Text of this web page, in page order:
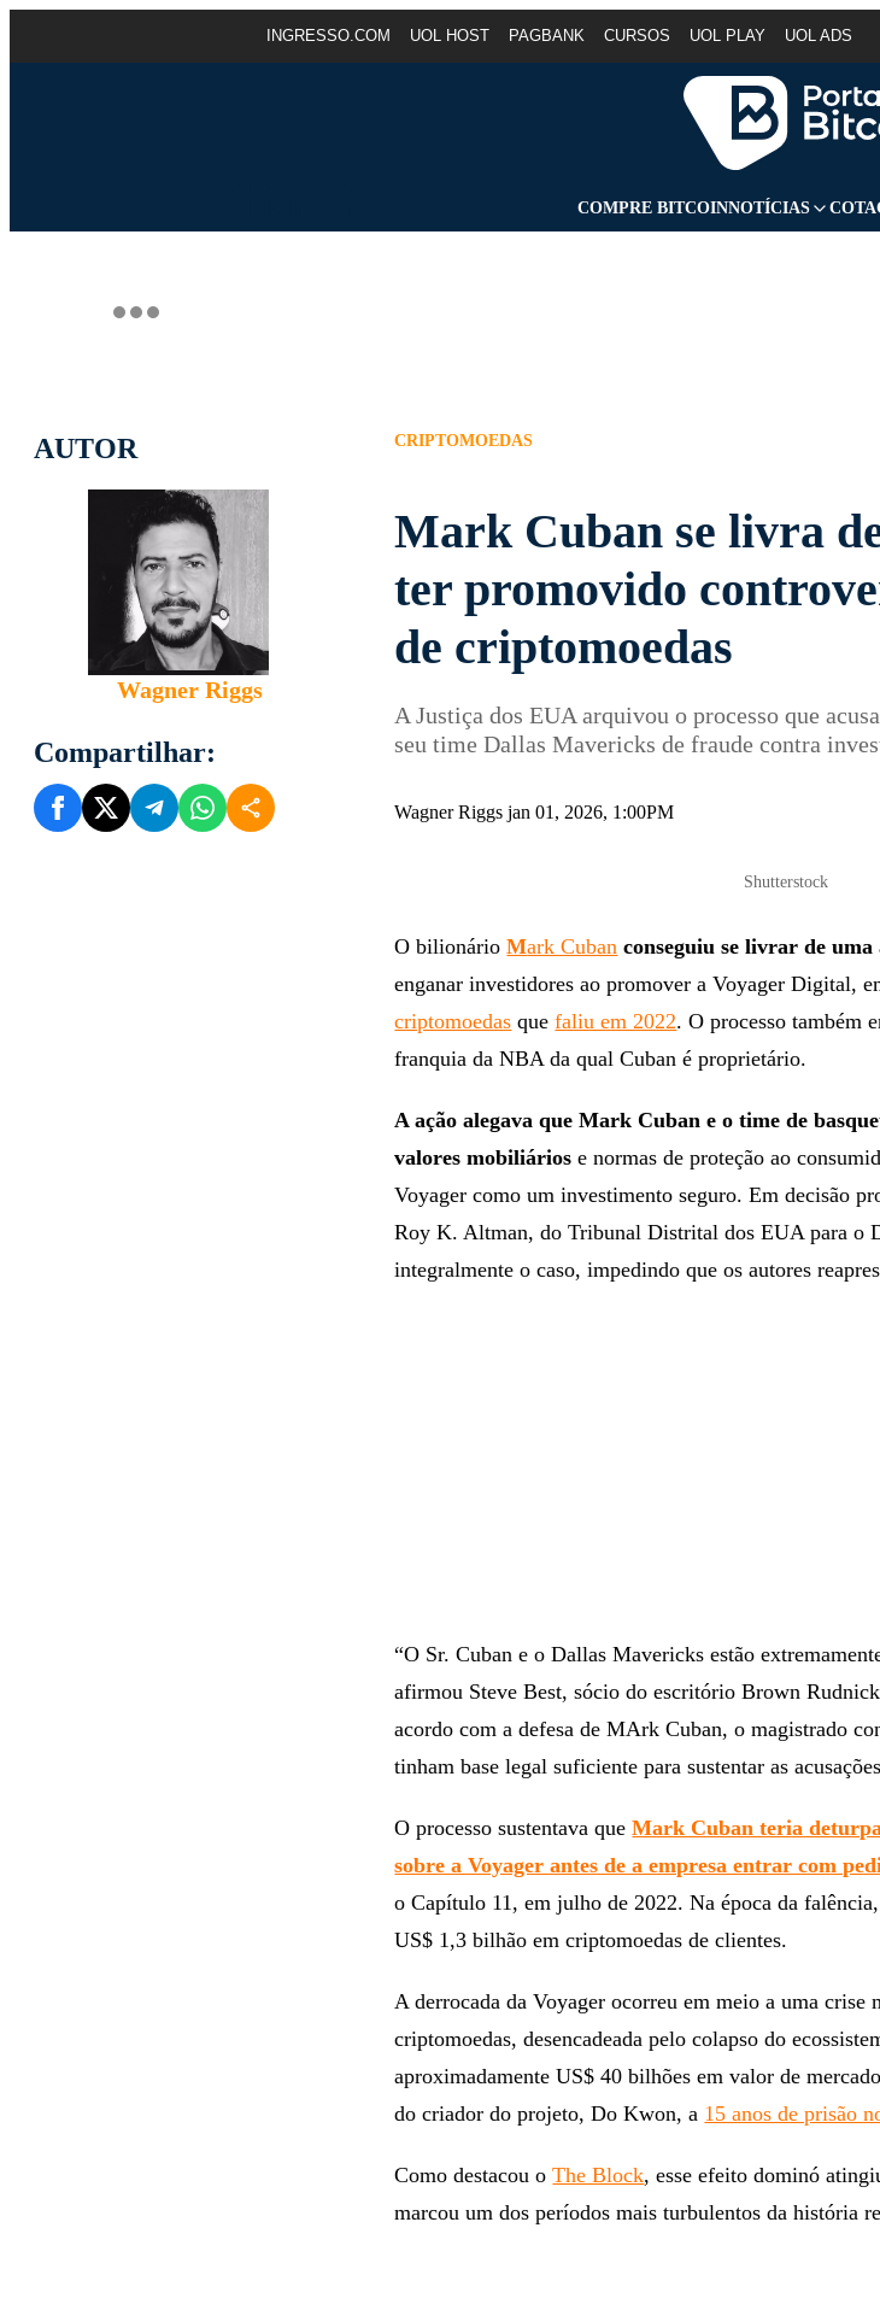
INGRESSO.COM UOL HOST PAGBANK CURSOS UOL PLAY UOL ADS
COMPRE BITCOINNOTÍCIAS
AUTOR
Wagner Riggs
Compartilhar:
CRIPTOMOEDAS
Mark Cuban se livra
ter promovido
de criptomoedas
A Justiça dos EUA arquivou o processo que
seu time Dallas Mavericks de fraude contra
Wagner Riggs jan 01, 2026, 1:00PM
Shutterstock
O bilionárioMark Cuban conseguiu se livrar de uma
enganar investidores ao promover a Voyager Digital,
criptomoedas quefaliu em 2022. O processo também
franquia da NBA da qual Cuban é proprietário.
A ação alegava que Mark Cuban e o time de
valores mobiliários e normas de proteção ao
Voyager como um investimento seguro. Em decisão
Roy K. Altman, do Tribunal Distrital dos EUA para o
integralmente o caso, impedindo que os autores
“O Sr. Cuban e o Dallas Mavericks estão
afirmou Steve Best, sócio do escritório Brown
acordo com a defesa de MArk Cuban, o magistrado
tinham base legal suficiente para sustentar as
O processo sustentava queMark Cuban teria
sobre a Voyager antes de a empresa entrar com
o Capítulo 11, em julho de 2022. Na época da
US$ 1,3 bilhão em criptomoedas de clientes.
A derrocada da Voyager ocorreu em meio a uma crise
criptomoedas, desencadeada pelo colapso do
aproximadamente US$ 40 bilhões em valor de
do criador do projeto, Do Kwon, a 15 anos de prisão
Como destacou oThe Block, esse efeito dominó
marcou um dos períodos mais turbulentos da história